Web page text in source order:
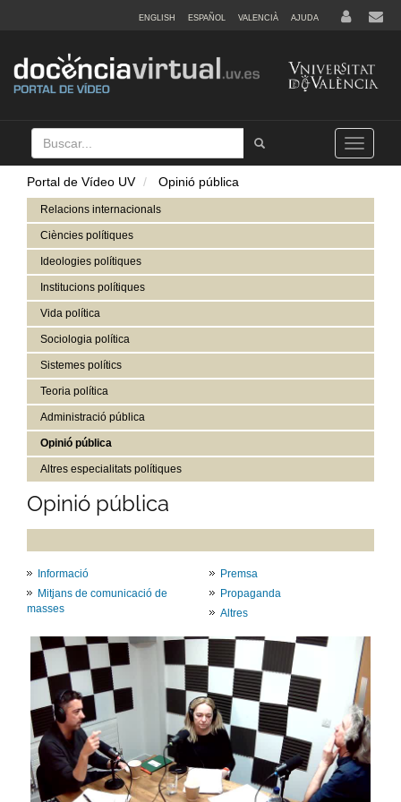
ENGLISH ESPAÑOL VALENCIÀ AJUDA
Buscar
Tramet
Toggle
navigation
Portal de Vídeo UV Opinió pública
Relacions internacionals
Ciències polítiques
Ideologies polítiques
Institucions polítiques
Vida política
Sociologia política
Sistemes polítics
Teoria política
Administració pública
Opinió pública
Altres especialitats polítiques
Opinió pública
Informació
Mitjans de comunicació de
masses
Premsa
Propaganda
Altres